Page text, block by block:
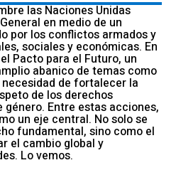
las Naciones Unidas
en medio de un
por los conflictos armados y
sociales y económicas. En
Pacto para el Futuro, un
abanico de temas como
de fortalecer la
de los derechos
género. Entre estas acciones,
un eje central. No solo se
fundamental, sino como el
el cambio global y
Lo vemos.